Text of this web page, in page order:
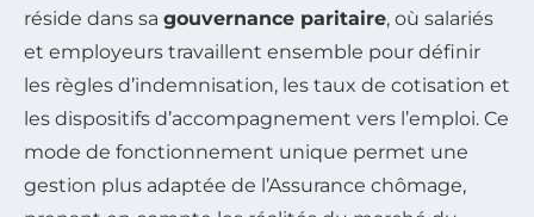
réside dans sa gouvernance paritaire, où salariés
et employeurs travaillent ensemble pour définir
les règles d’indemnisation, les taux de cotisation et
les dispositifs d’accompagnement vers l’emploi. Ce
mode de fonctionnement unique permet une
gestion plus adaptée de l’Assurance chômage,